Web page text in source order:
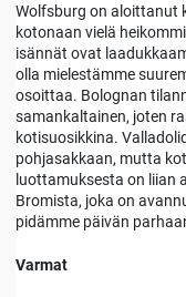
Wolfsburg on aloittanut
kotonaan vielä
isännät ovat
olla mielestämme
osoittaa. Bolognan
samankaltainen, joten
kotisuosikkina.
pohjasakkaan, mutta
luottamuksesta on liian
Bromista, joka on
pidämme päivän
Varmat